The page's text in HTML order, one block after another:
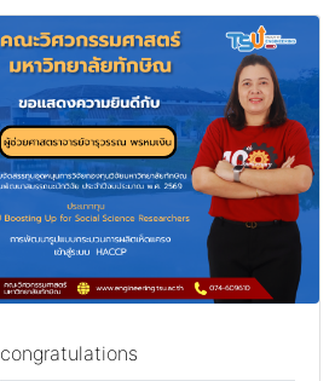
congratulations